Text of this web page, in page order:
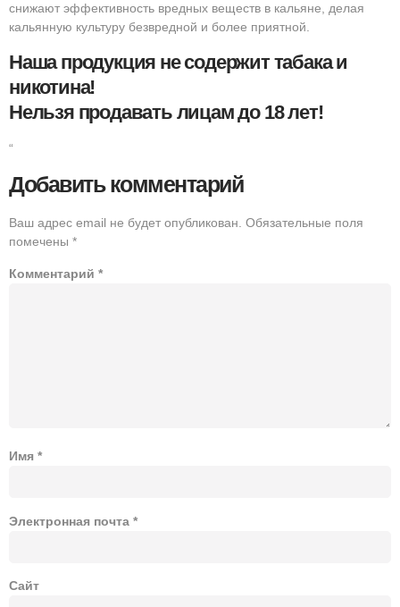
снижают эффективность вредных веществ в кальяне, делая
кальянную культуру безвредной и более приятной.
Наша продукция не содержит табака и
никотина!
Нельзя продавать лицам до 18 лет!
“
Добавить комментарий
Ваш адрес email не будет опубликован. Обязательные поля
помечены *
Комментарий *
Имя *
Электронная почта *
Сайт